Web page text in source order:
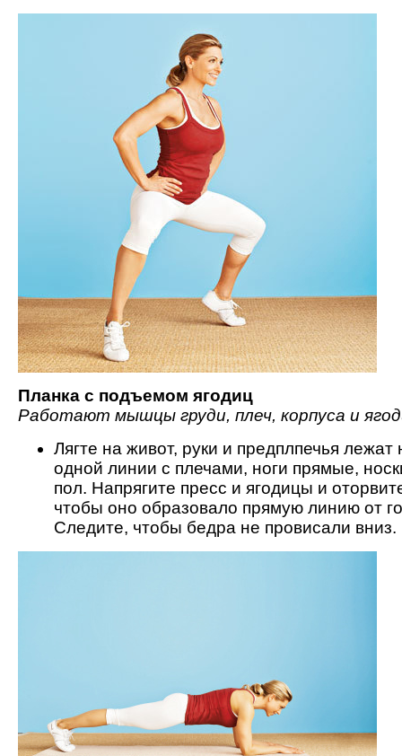
Планка с подъемом ягодиц
Работают мышцы груди, плеч, корпуса и
Лягте на живот, руки и предплпечья лежат
одной линии с плечами, ноги прямые,
пол. Напрягите пресс и ягодицы и
чтобы оно образовало прямую линию от
Следите, чтобы бедра не провисали вниз.